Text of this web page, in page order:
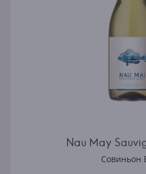
Nau May
Совиньон